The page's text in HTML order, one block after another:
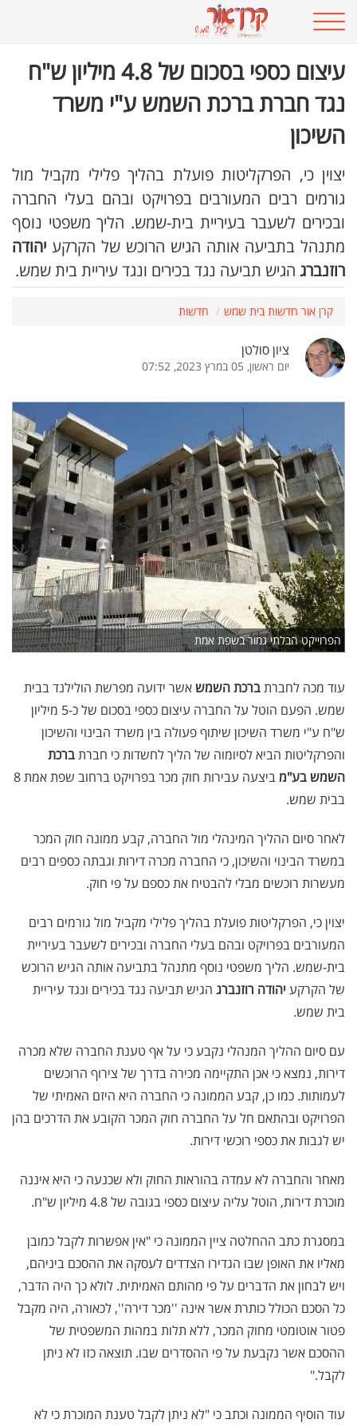
עיצום כספי בסכום של 4.8 מיליון ש"ח
נגד חברת ברכת השמש ע"י משרד
השיכון
יצוין כי, הפרקליטות פועלת בהליך פלילי מקביל מול
גורמים רבים המעורבים בפרויקט ובהם בעלי החברה
ובכירים לשעבר בעיריית בית-שמש. הליך משפטי נוסף
מתנהל בתביעה אותה הגיש הרוכש של הקרקע יהודה
רוזנברג הגיש תביעה נגד בכירים ונגד עיריית בית שמש.
קרן אור חדשות בית שמש חדשות
ציון סולטן
יום ראשון, 05 במרץ 2023, 07:52
הפרוייקט הבלתי גמור בשפת אמת
עוד מכה לחברתברכת השמשאשר ידועה מפרשת הולילנד בבית
שמש. הפעם הוטל על החברה עיצום כספי בסכום של כ-5 מיליון
ש"ח ע"י משרד השיכון שיתוף פעולה בין משרד הבינוי והשיכון
והפרקליטות הביא לסיומוה של הליך לחשדות כי חברתברכת
השמש בע"מ
ביצעה עבירות חוק מכר בפרויקט ברחוב שפת אמת 8
בבית שמש.
לאחר סיום ההליך המינהלי מול החברה, קבע ממונה חוק המכר
במשרד הבינוי והשיכון, כי החברה מכרה דירות וגבתה כספים רבים
מעשרות רוכשים מבלי להבטיח את כספם על פי חוק.
יצוין כי, הפרקליטות פועלת בהליך פלילי מקביל מול גורמים רבים
המעורבים בפרויקט ובהם בעלי החברה ובכירים לשעבר בעיריית
בית-שמש. הליך משפטי נוסף מתנהל בתביעה אותה הגיש הרוכש
של הקרקע יהודה רוזנברג הגיש תביעה נגד בכירים ונגד עיריית
בית שמש.
עם סיום ההליך המנהלי נקבע כי על אף טענת החברה שלא מכרה
דירות, נמצא כי אכן התקיימה מכירה בדרך של צירוף הרוכשים
לעמותות. כמו כן, קבע הממונה כי החברה היא היזם האמיתי של
הפרויקט ובהתאם חל על החברה חוק המכר הקובע את הדרכים בהן
יש לגבות את כספי רוכשי דירות.
מאחר והחברה לא עמדה בהוראות החוק ולא שכנעה כי היא איננה
מוכרת דירות, הוטל עליה עיצום כספי בגובה של 4.8 מיליון ש"ח.
במסגרת כתב ההחלטה ציין הממונה כי "אין אפשרות לקבל כמובן
מאליו את האופן שבו הגדירו הצדדים לעסקה את ההסכם ביניהם,
ויש לבחון את הדברים על פי מהותם האמיתית. לולא כך היה הדבר,
כל הסכם הכולל כותרת אשר אינה ''מכר דירה'', לכאורה, היה מקבל
פטור אוטומטי מחוק המכר, ללא תלות במהות המשפטית של
ההסכם אשר נקבעת על פי ההסדרים שבו. תוצאה כזו לא ניתן
לקבל."
עוד הוסיף הממונה וכתב כי "לא ניתן לקבל טענת המוכרת כי לא